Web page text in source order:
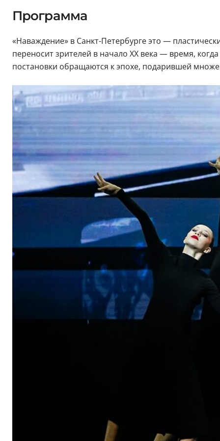
Программа
«Наваждение» в Санкт-Петербурге это —
переносит зрителей в начало XX века — время,
постановки обращаются к эпохе, подарившей